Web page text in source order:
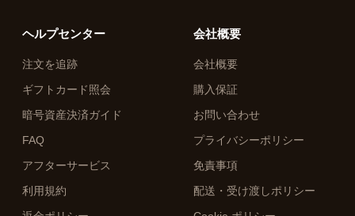
ヘルプセンター
注文を追跡
ギフトカード照会
暗号資産決済ガイド
FAQ
アフターサービス
利用規約
会社概要
会社概要
購入保証
お問い合わせ
プライバシーポリシー
免責事項
配送・受け渡しポリシー